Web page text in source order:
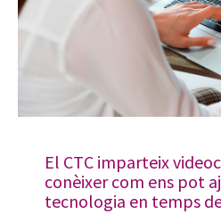
El CTC imparteix
conèixer com ens pot
tecnologia en temps